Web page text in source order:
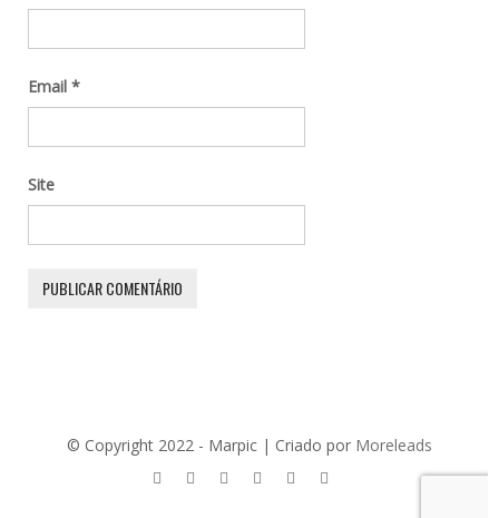
Email *
Site
© Copyright 2022 - Marpic | Criado por Moreleads